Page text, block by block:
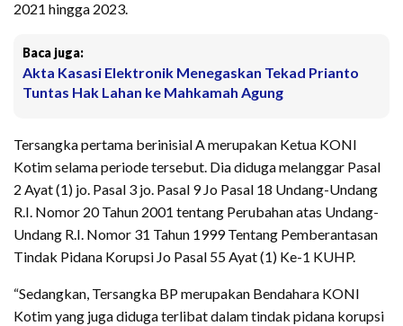
2021 hingga 2023.
Baca juga:
Akta Kasasi Elektronik Menegaskan Tekad Prianto
Tuntas Hak Lahan ke Mahkamah Agung
Tersangka pertama berinisial A merupakan Ketua KONI
Kotim selama periode tersebut. Dia diduga melanggar Pasal
2 Ayat (1) jo. Pasal 3 jo. Pasal 9 Jo Pasal 18 Undang-Undang
R.I. Nomor 20 Tahun 2001 tentang Perubahan atas Undang-
Undang R.I. Nomor 31 Tahun 1999 Tentang Pemberantasan
Tindak Pidana Korupsi Jo Pasal 55 Ayat (1) Ke-1 KUHP.
“Sedangkan, Tersangka BP merupakan Bendahara KONI
Kotim yang juga diduga terlibat dalam tindak pidana korupsi